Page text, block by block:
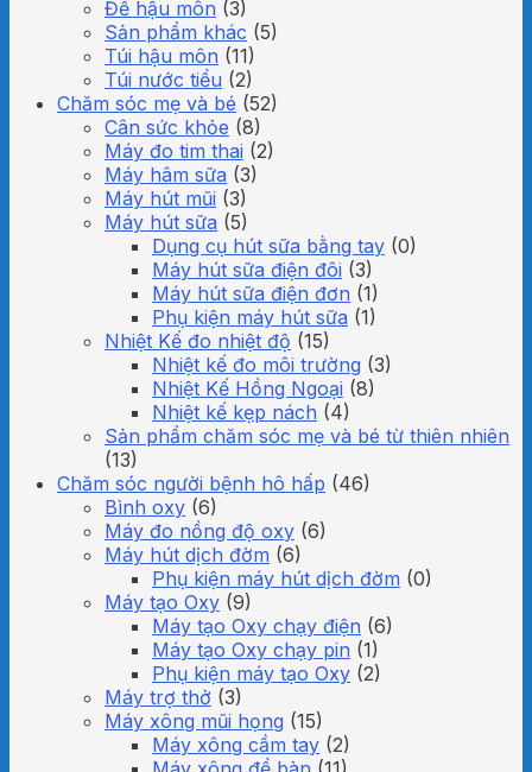
Đế hậu môn (3)
Sản phẩm khác (5)
Túi hậu môn (11)
Túi nước tiểu (2)
Chăm sóc mẹ và bé (52)
Cân sức khỏe (8)
Máy đo tim thai (2)
Máy hâm sữa (3)
Máy hút mũi (3)
Máy hút sữa (5)
Dụng cụ hút sữa bằng tay (0)
Máy hút sữa điện đôi (3)
Máy hút sữa điện đơn (1)
Phụ kiện máy hút sữa (1)
Nhiệt Kế đo nhiệt độ (15)
Nhiệt kế đo môi trường (3)
Nhiệt Kế Hồng Ngoại (8)
Nhiệt kế kẹp nách (4)
Sản phẩm chăm sóc mẹ và bé từ thiên nhiên
(13)
Chăm sóc người bệnh hô hấp (46)
Bình oxy (6)
Máy đo nồng độ oxy (6)
Máy hút dịch đờm (6)
Phụ kiện máy hút dịch đờm (0)
Máy tạo Oxy (9)
Máy tạo Oxy chạy điện (6)
Máy tạo Oxy chạy pin (1)
Phụ kiện máy tạo Oxy (2)
Máy trợ thở (3)
Máy xông mũi họng (15)
Máy xông cầm tay (2)